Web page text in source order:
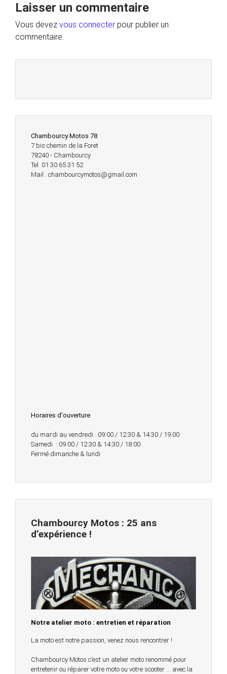
Laisser un commentaire
Vous devez vous connecter pour publier un
commentaire.
Chambourcy Motos 78
7 bis chemin de la Foret
78240 - Chambourcy
Tel 01 30 65 31 52
Mail : chambourcymotos@gmail.com
Horaires d'ouverture
du mardi au vendredi : 09:00 / 12:30 & 14:30 / 19:00
Samedi : 09:00 / 12:30 & 14:30 / 18:00
Fermé dimanche & lundi
Chambourcy Motos : 25 ans
d’expérience !
Notre atelier moto : entretien et réparation
La moto est notre passion, venez nous rencontrer !
Chambourcy Motos c’est un atelier moto renommé pour
entretenir ou réparer votre moto ou votre scooter … avec la